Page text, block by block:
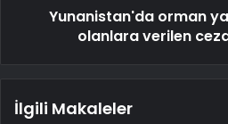
Yunanistan'da orman
olanlara verilen
İlgili Makaleler